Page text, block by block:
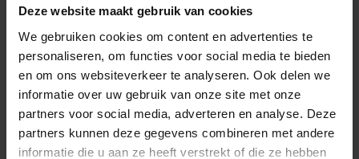
Deze website maakt gebruik van cookies
We gebruiken cookies om content en advertenties te
personaliseren, om functies voor social media te bieden
en om ons websiteverkeer te analyseren. Ook delen we
informatie over uw gebruik van onze site met onze
partners voor social media, adverteren en analyse. Deze
partners kunnen deze gegevens combineren met andere
informatie die u aan ze heeft verstrekt of die ze hebben